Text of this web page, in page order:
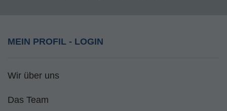
MEIN PROFIL - LOGIN
Wir über uns
Das Team